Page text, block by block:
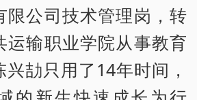
限公司技术管理岗，转
运输职业学院从事教育
劼只用了14年时间，